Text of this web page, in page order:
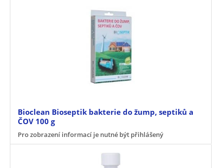
Bioclean Bioseptik bakterie do žump, septiků a
ČOV 100 g
Pro zobrazení informací je nutné být přihlášený